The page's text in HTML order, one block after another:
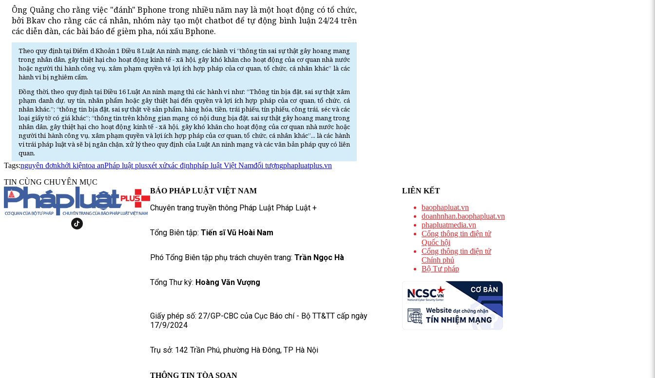
Ông Quảng cho rằng việc "đánh" Bphone trong nhiều năm nay là một hoạt động có tổ chức,
bởi Bkav cho rằng các cá nhân, nhóm này tạo một chatbot để tự động bình luận 24/24 trên
các diễn đàn, các bài báo để gièm pha, nói xấu Bphone.
Theo quy định tại Điểm d Khoản 1 Điều 8 Luật An ninh mạng, các hành vi “thông tin sai sự thật gây hoang mang
trong nhân dân, gây thiệt hại cho hoạt động kinh tế - xã hội, gây khó khăn cho hoạt động của cơ quan nhà nước
hoặc người thi hành công vụ, xâm phạm quyền và lợi ích hợp pháp của cơ quan, tổ chức, cá nhân khác” là các
hành vi bị nghiêm cấm.
Đồng thời, theo quy định tại Điều 16 Luật An ninh mạng thì các hành vi như: “Thông tin bịa đặt, sai sự thật xâm
phạm danh dự, uy tín, nhân phẩm hoặc gây thiệt hại đến quyền và lợi ích hợp pháp của cơ quan, tổ chức, cá
nhân khác.”; “thông tin bịa đặt, sai sự thật về sản phẩm, hàng hóa, tiền, trái phiếu, tín phiếu, công trái, séc và các
loại giấy tờ có giá khác”; “thông tin trên không gian mạng có nội dung bịa đặt, sai sự thật gây hoang mang trong
nhân dân, gây thiệt hại cho hoạt động kinh tế - xã hội, gây khó khăn cho hoạt động của cơ quan nhà nước hoặc
người thi hành công vụ, xâm phạm quyền và lợi ích hợp pháp của cơ quan, tổ chức, cá nhân khác”... là các hành
vi trái pháp luật và sẽ bị ngăn chặn, xử lý theo quy định của Luật An ninh mạng và các văn bản pháp quy có liên
quan.
Tags:nguyên đơnkhởi kiệntoa anPháp luật plusxét xửxác địnhpháp luật Việt Namđối tượngphapluatplus.vn
TIN CÙNG CHUYÊN MỤC
BÁO PHÁP LUẬT VIỆT NAM
Chuyên trang truyền thông Pháp Luật Pháp Luật +
Tổng Biên tập: Tiến sĩ Vũ Hoài Nam
Phó Tổng Biên tập phụ trách chuyên trang: Trần Ngọc Hà
Tổng Thư ký: Hoàng Văn Vượng
Giấy phép số: 27/GP-CBC của Cục Báo chí - Bộ TT&TT cấp ngày
17/9/2024
Trụ sở: 142 Trần Phú, phường Hà Đông, TP Hà Nội
THÔNG TIN TÒA SOẠN
LIÊN KẾT
baophapluat.vn
doanhnhan.baophapluat.vn
phapluatmedia.vn
Cổng thông tin điện tử
Quốc hội
Cổng thông tin điện tử
Chính phủ
Bộ Tư pháp